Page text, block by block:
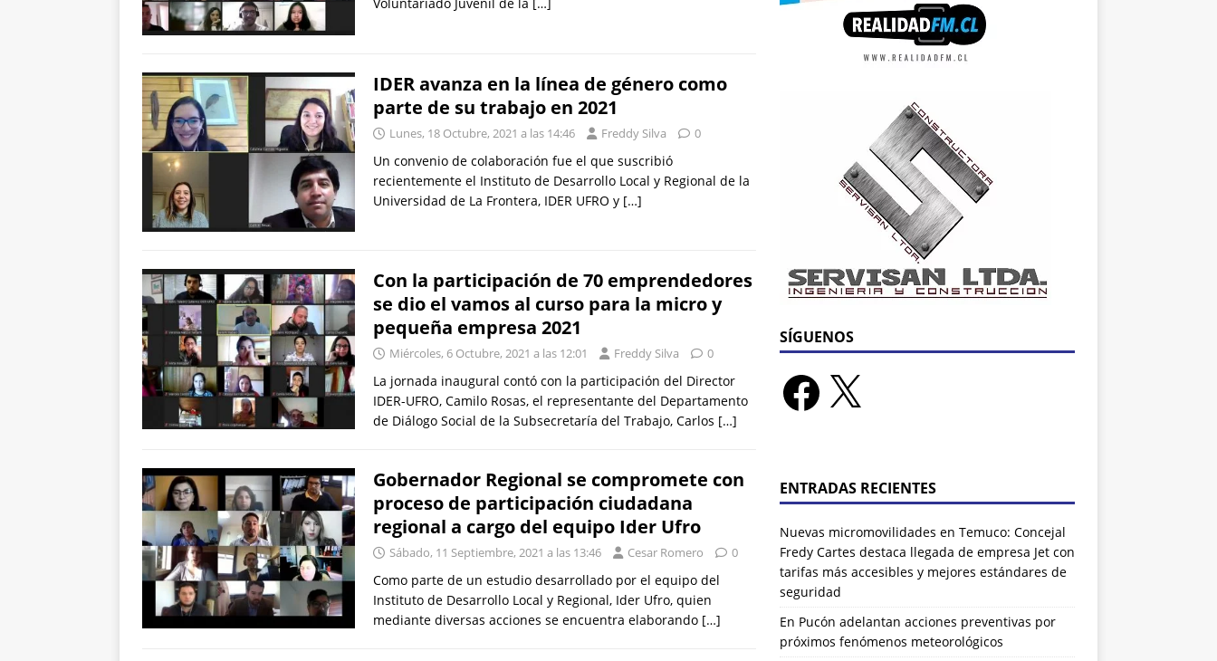
IDER avanza en la línea de género como
parte de su trabajo en 2021
Lunes, 18 Octubre, 2021 a las 14:46 Freddy Silva 0
Un convenio de colaboración fue el que suscribió
recientemente el Instituto de Desarrollo Local y Regional de la
Universidad de La Frontera, IDER UFRO y […]
Con la participación de 70 emprendedores
se dio el vamos al curso para la micro y
pequeña empresa 2021
Miércoles, 6 Octubre, 2021 a las 12:01 Freddy Silva 0
La jornada inaugural contó con la participación del Director
IDER-UFRO, Camilo Rosas, el representante del Departamento
de Diálogo Social de la Subsecretaría del Trabajo, Carlos […]
Gobernador Regional se compromete con
proceso de participación ciudadana
regional a cargo del equipo Ider Ufro
Sábado, 11 Septiembre, 2021 a las 13:46 Cesar Romero 0
Como parte de un estudio desarrollado por el equipo del
Instituto de Desarrollo Local y Regional, Ider Ufro, quien
mediante diversas acciones se encuentra elaborando […]
SÍGUENOS
ENTRADAS RECIENTES
Nuevas micromovilidades en Temuco: Concejal
Fredy Cartes destaca llegada de empresa Jet con
tarifas más accesibles y mejores estándares de
seguridad
En Pucón adelantan acciones preventivas por
próximos fenómenos meteorológicos